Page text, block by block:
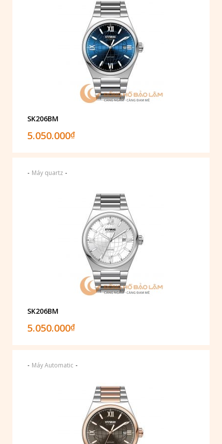
SK206BM
5.050.000₫
- Máy quartz -
SK206BM
5.050.000₫
- Máy Automatic -